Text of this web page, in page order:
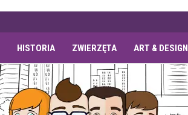
HISTORIA ZWIERZĘTA ART & DESIGN